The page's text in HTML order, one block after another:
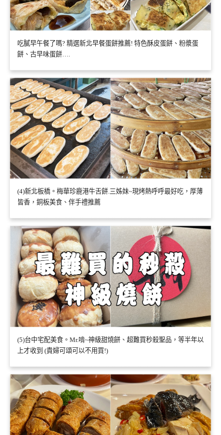
吃膩早午餐了嗎? 精選新北早餐蛋餅推薦! 特色酥皮蛋餅、粉漿蛋
餅、古早味蛋餅….
(4)新北板橋。梅華珍鹿港牛舌餅.三姊妹~現烤熱呼呼最好吃，厚薄
皆香，銅板美食、伴手禮推薦
(5)台中宅配美食。Mr.啃~神級甜燒餅、超難買秒殺聖品，等半年以
上才收到 (貴婦可頌可以不用買!)